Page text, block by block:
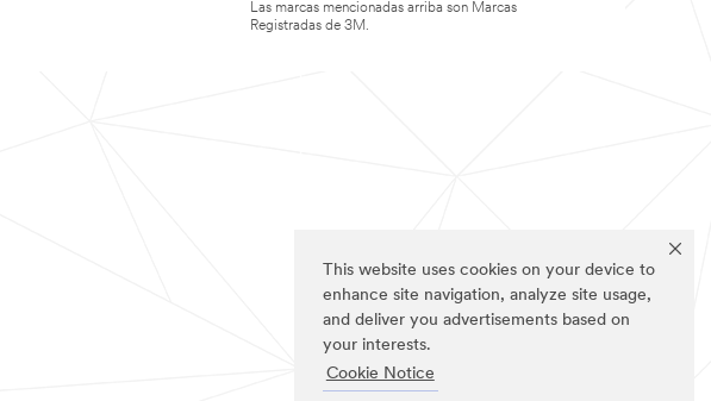
This website uses cookies on your device to
enhance site navigation, analyze site usage,
and deliver you advertisements based on
your interests.
Cookie Notice
Las marcas mencionadas arriba son Marcas
Registradas de 3M.